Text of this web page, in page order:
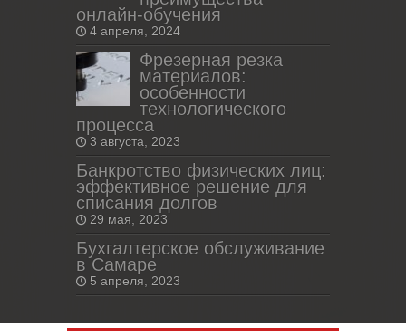
онлайн-обучения
4 апреля, 2024
Фрезерная резка
материалов:
особенности
технологического
процесса
3 августа, 2023
Банкротство физических лиц:
эффективное решение для
списания долгов
29 мая, 2023
Бухгалтерское обслуживание
в Самаре
5 апреля, 2023